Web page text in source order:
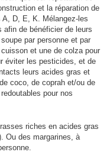
et la réparation de
D, E, K. Mélangez-les
de bénéficier de leurs
par personne et par
et une de colza pour
éviter les pesticides, et de
leurs acides gras et
coco, de coprah et/ou de
pour nos
riches en acides gras
Ou des margarines, à